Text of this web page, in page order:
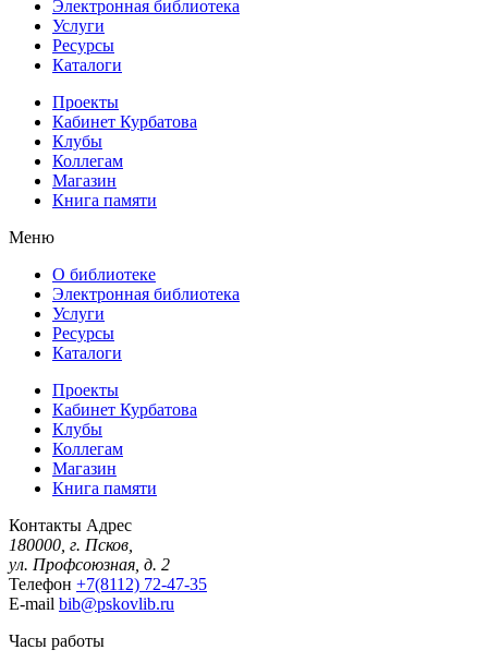
Электронная библиотека
Услуги
Ресурсы
Каталоги
Проекты
Кабинет Курбатова
Клубы
Коллегам
Магазин
Книга памяти
Меню
О библиотеке
Электронная библиотека
Услуги
Ресурсы
Каталоги
Проекты
Кабинет Курбатова
Клубы
Коллегам
Магазин
Книга памяти
Контакты Адрес
180000, г. Псков,
ул. Профсоюзная, д. 2
Телефон +7(8112) 72-47-35
E-mail bib@pskovlib.ru
Часы работы